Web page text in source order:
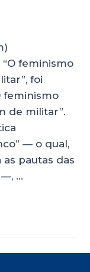
feminismo
foi
feminismo
de militar”.
— o qual,
pautas das
—, …